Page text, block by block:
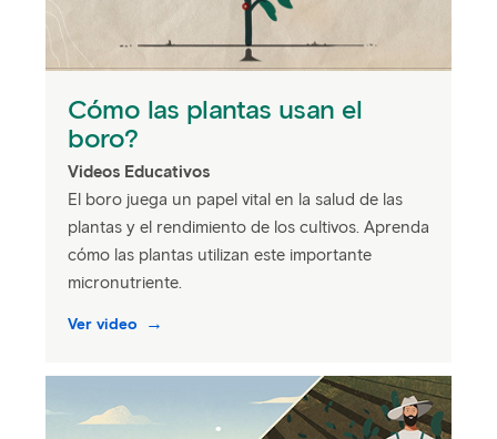
Cómo las plantas usan el
boro?
Videos Educativos
El boro juega un papel vital en la salud de las
plantas y el rendimiento de los cultivos. Aprenda
cómo las plantas utilizan este importante
micronutriente.
Ver video